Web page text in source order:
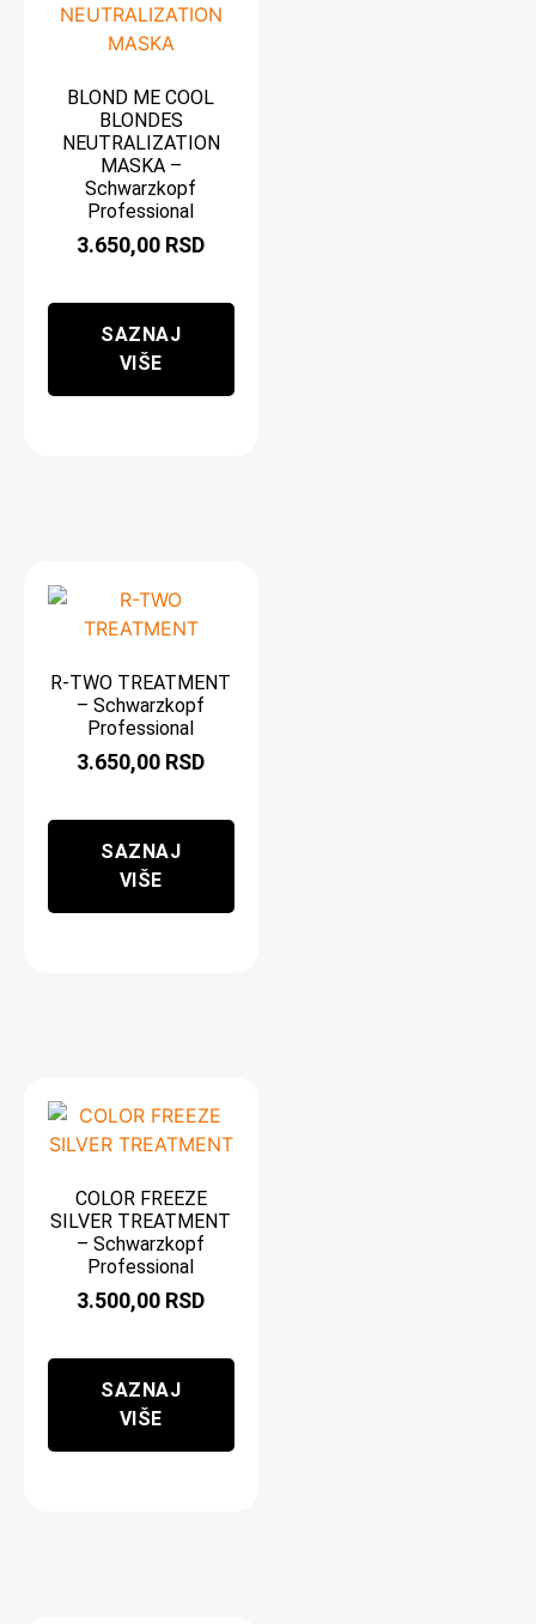
BLOND ME COOL
BLONDES
NEUTRALIZATION
MASKA –
Schwarzkopf
Professional
3.650,00 RSD
SAZNAJ
VIŠE
R-TWO TREATMENT
– Schwarzkopf
Professional
3.650,00 RSD
SAZNAJ
VIŠE
COLOR FREEZE
SILVER TREATMENT
– Schwarzkopf
Professional
3.500,00 RSD
SAZNAJ
VIŠE